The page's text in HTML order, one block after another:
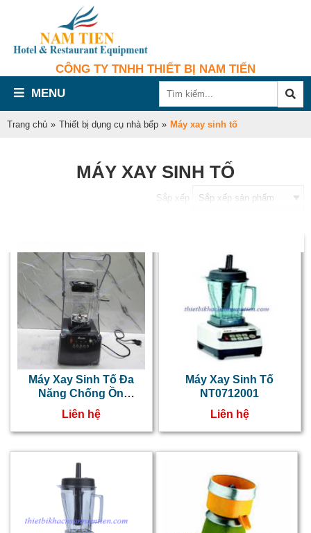
CÔNG TY TNHH THIẾT BỊ NAM TIẾN
MENU
Trang chủ » Thiết bị dụng cụ nhà bếp » Máy xay sinh tố
MÁY XAY SINH TỐ
Sắp xếp
Máy Xay Sinh Tố Đa
Năng Chống Ồn
Blender
Liên hệ
Máy Xay Sinh Tố
NT0712001
Liên hệ